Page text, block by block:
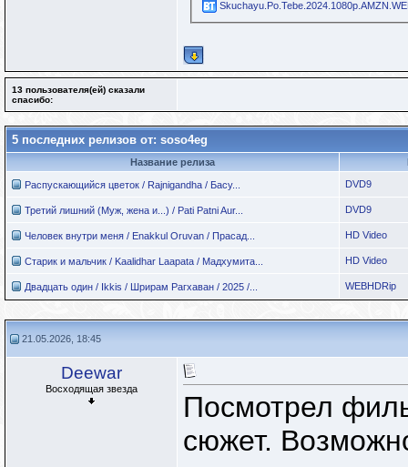
13 пользователя(ей) сказали
cпасибо:
5 последних релизов от: soso4eg
Название релиза
Распускающийся цветок / Rajnigandha / Басу... DVD9
Третий лишний (Муж, жена и...) / Pati Patni Aur... DVD9
Человек внутри меня / Enakkul Oruvan / Прасад... HD Video
Старик и мальчик / Kaalidhar Laapata / Мадхумита... HD Video
Двадцать один / Ikkis / Шрирам Рагхаван / 2025 /... WEBHDRip
21.05.2026, 18:45
Deewar
Восходящая звезда
Посмотрел
сюжет.